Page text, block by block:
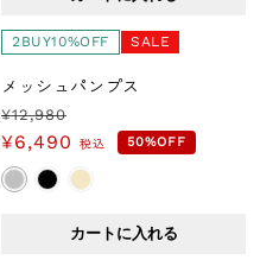
2BUY10%OFF SALE
メッシュパンプス
通
常
価
¥12,980
セ
ー
ル
¥6,490 税込 50%OFF
カートに入れる